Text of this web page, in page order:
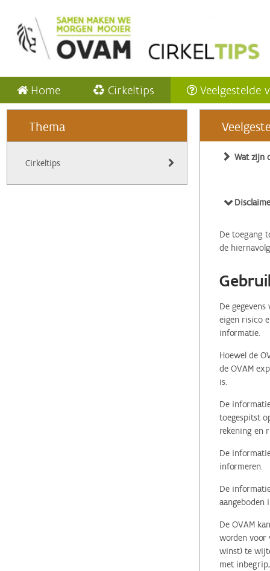
Home Cirkeltips Veelgestelde
Thema
Cirkeltips
Wat zijn
De toegang
de
De
eigen risico
informatie.
Hoewel de
de OVAM
is.
De
toegespitst
rekening en
De
informeren.
De
aangeboden
De OVAM
worden voor
winst) te
met